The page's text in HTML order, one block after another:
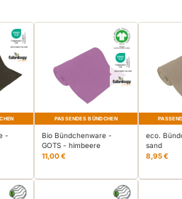
-
PASSENDES BÜNDCHEN
Bio Bündchenware -
GOTS - himbeere
11,00 €
eco.
sand
8,95 €